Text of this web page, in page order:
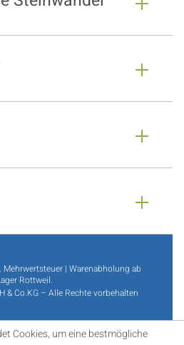
| Warenabholung ab
Rottweil.
& Co.KG – Alle Rechte vorbehalten
Cookies, um eine bestmögliche